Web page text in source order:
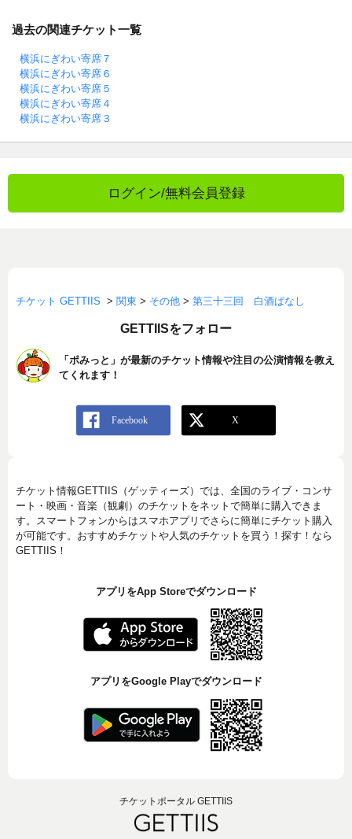
過去の関連チケット一覧
横浜にぎわい寄席７
横浜にぎわい寄席６
横浜にぎわい寄席５
横浜にぎわい寄席４
横浜にぎわい寄席３
ログイン/無料会員登録
チケット GETTIIS > 関東 > その他 > 第三十三回 白酒ばなし
GETTIISをフォロー
「ポみっと」が最新のチケット情報や注目の公演情報を教え
てくれます！
チケット情報GETTIIS（ゲッティーズ）では、全国のライブ・コンサ
ート・映画・音楽（観劇）のチケットをネットで簡単に購入できま
す。スマートフォンからはスマホアプリでさらに簡単にチケット購入
が可能です。おすすめチケットや人気のチケットを買う！探す！なら
GETTIIS！
アプリをApp Storeでダウンロード
アプリをGoogle Playでダウンロード
チケットポータル GETTIIS